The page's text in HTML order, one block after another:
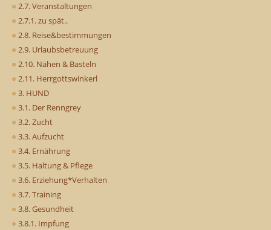
2.7. Veranstaltungen
2.7.1. zu spät..
2.8. Reise&bestimmungen
2.9. Urlaubsbetreuung
2.10. Nähen & Basteln
2.11. Herrgottswinkerl
3. HUND
3.1. Der Renngrey
3.2. Zucht
3.3. Aufzucht
3.4. Ernährung
3.5. Haltung & Pflege
3.6. Erziehung*Verhalten
3.7. Training
3.8. Gesundheit
3.8.1. Impfung